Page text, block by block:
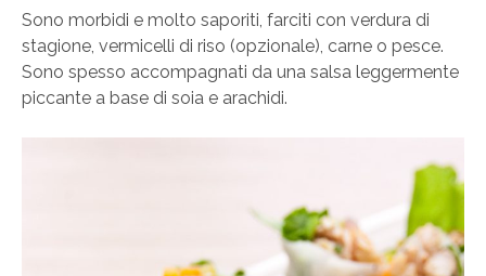
Sono morbidi e molto saporiti, farciti con verdura di
stagione, vermicelli di riso (opzionale), carne o pesce.
Sono spesso accompagnati da una salsa leggermente
piccante a base di soia e arachidi.